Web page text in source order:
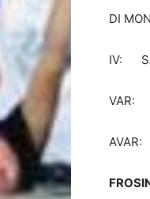
DI
IV:
VAR: